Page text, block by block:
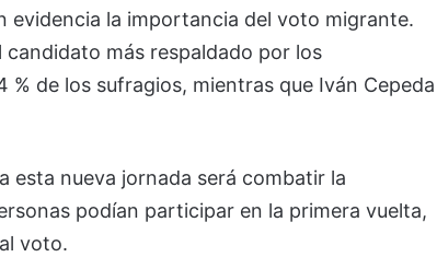
evidencia la importancia del voto migrante.
candidato más respaldado por los
de los sufragios, mientras que Iván Cepeda
esta nueva jornada será combatir la
podían participar en la primera vuelta,
voto.